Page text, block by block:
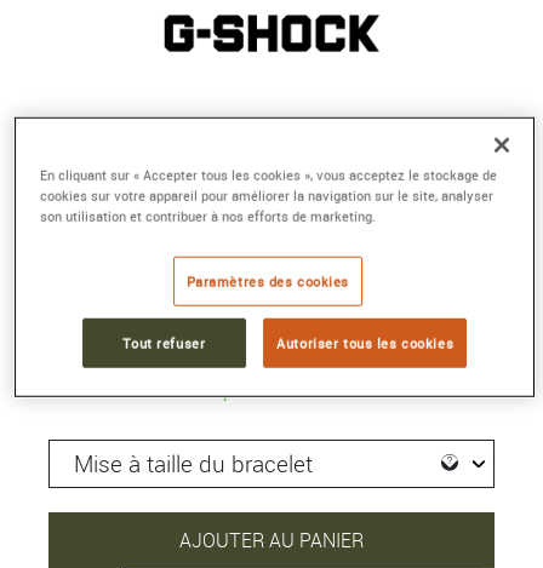
53.2 × 50 × 18.7 mm, Résine
Référence :DW-6900HH-5ER
149 €
Expédié sous 24H
AJOUTER AU PANIER
En cliquant sur « Accepter tous les cookies », vous acceptez le stockage de
cookies sur votre appareil pour améliorer la navigation sur le site, analyser
son utilisation et contribuer à nos efforts de marketing.
Paramètres des cookies
Tout refuser Autoriser tous les cookies